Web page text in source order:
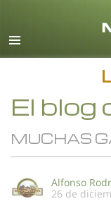
El blog
MUCHAS
Alfonso
26 de